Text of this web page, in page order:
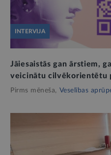
INTERVIJA
Jāiesaistās gan ārstiem,
veicinātu cilvēkorientētu
Pirms mēneša, Veselības